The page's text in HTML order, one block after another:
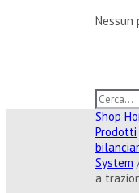
Shop
Prodotti
System
a